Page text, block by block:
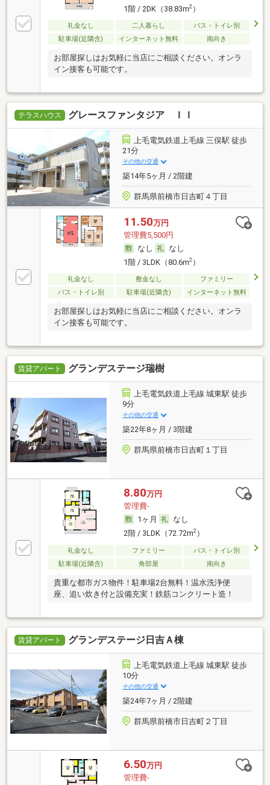
1階 / 2DK（38.83m2）
礼金なし 二人暮らし
バス・トイレ別
駐車場(近隣含)
インターネット無料 南向き
お部屋探しはお気軽に当店にご相談ください。オンラ
イン接客も可能です。
テラスハウス グレースファンタジア ＩＩ
上毛電気鉄道上毛線 三俣駅 徒歩
21分
その他の交通
築14年5ヶ月 / 2階建
群馬県前橋市日吉町４丁目
11.50万円
管理費5,500円
なし
なし
1階 / 3LDK（80.6m2）
礼金なし 敷金なし
ファミリー
バス・トイレ別
駐車場(近隣含) インターネット無料
お部屋探しはお気軽に当店にご相談ください。オンラ
イン接客も可能です。
賃貸アパート グランデステージ瑞樹
上毛電気鉄道上毛線 城東駅 徒歩
9分
その他の交通
築22年8ヶ月 / 3階建
群馬県前橋市日吉町１丁目
8.80万円
管理費-
1ヶ月
なし
2階 / 3LDK（72.72m2）
礼金なし ファミリー
バス・トイレ別
駐車場(近隣含)
角部屋 南向き
貴重な都市ガス物件！駐車場2台無料！温水洗浄便
座、追い炊き付と設備充実！鉄筋コンクリート造！
賃貸アパート グランデステージ日吉Ａ棟
上毛電気鉄道上毛線 城東駅 徒歩
10分
その他の交通
築24年7ヶ月 / 2階建
群馬県前橋市日吉町２丁目
6.50万円
管理費-